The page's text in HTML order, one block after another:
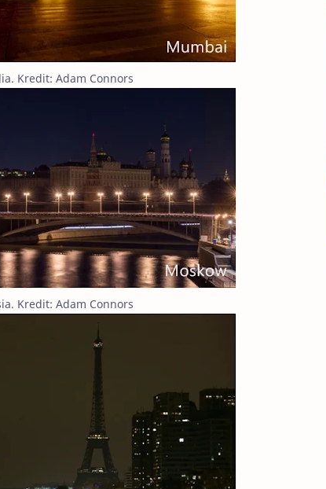
Kredit: Adam Connors
Kredit: Adam Connors